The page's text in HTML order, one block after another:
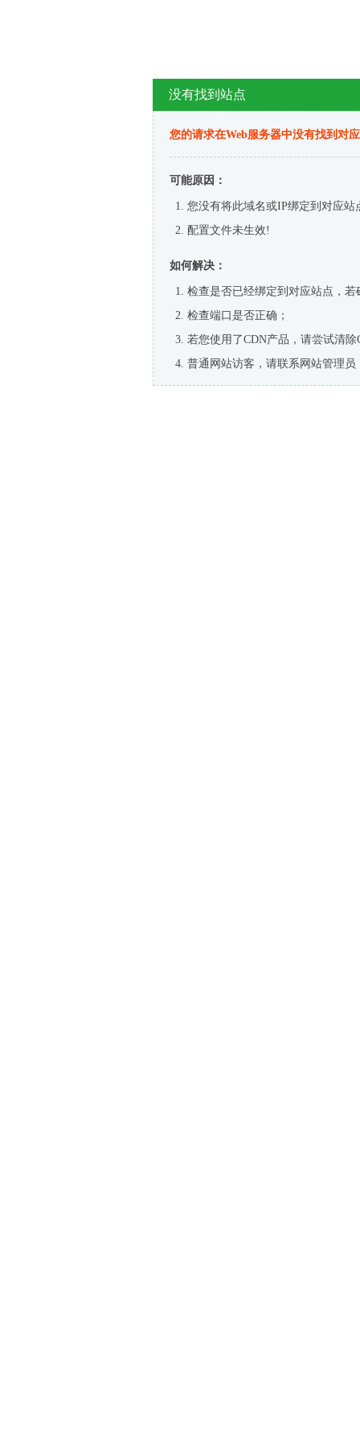
没有找到站点
您的请求在Web服务器中没有找到对
可能原因：
您没有将此域名或IP绑定到对应站
配置文件未生效!
如何解决：
检查是否已经绑定到对应站点，
检查端口是否正确；
若您使用了CDN产品，请尝试清除
普通网站访客，请联系网站管理员